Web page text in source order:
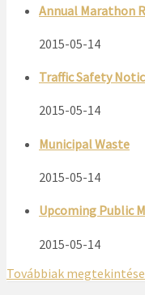
Annual Marathon
2015-05-14
Traffic Safety
2015-05-14
Municipal Waste
2015-05-14
Upcoming Public
2015-05-14
Továbbiak megtekintése